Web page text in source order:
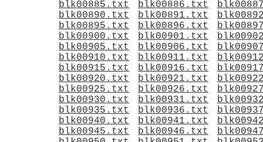
blk00885.txt
blk00886.txt
blk00890.txt
blk00891.txt
blk00895.txt
blk00896.txt
blk00900.txt
blk00901.txt
blk00905.txt
blk00906.txt
blk00910.txt
blk00911.txt
blk00915.txt
blk00916.txt
blk00920.txt
blk00921.txt
blk00925.txt
blk00926.txt
blk00930.txt
blk00931.txt
blk00935.txt
blk00936.txt
blk00940.txt
blk00941.txt
blk00945.txt
blk00946.txt